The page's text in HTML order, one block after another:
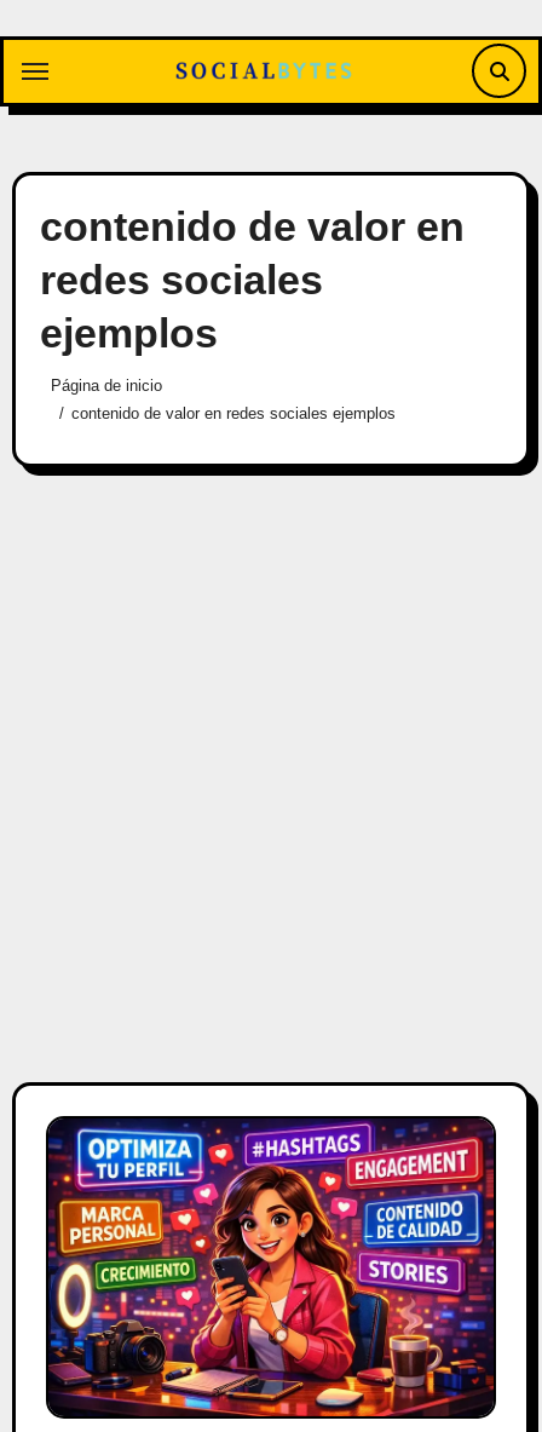
contenido
contenido de valor en
redes sociales
ejemplos
Página de inicio
contenido de valor en redes sociales ejemplos